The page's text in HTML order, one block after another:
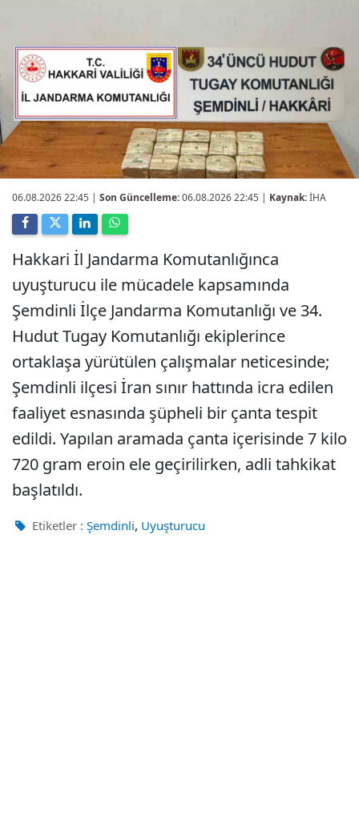
06.08.2026 22:45 | Son Güncelleme:06.08.2026 22:45 | Kaynak:İHA
Hakkari İl Jandarma Komutanlığınca
uyuşturucu ile mücadele kapsamında
Şemdinli İlçe Jandarma Komutanlığı ve 34.
Hudut Tugay Komutanlığı ekiplerince
ortaklaşa yürütülen çalışmalar neticesinde;
Şemdinli ilçesi İran sınır hattında icra edilen
faaliyet esnasında şüpheli bir çanta tespit
edildi. Yapılan aramada çanta içerisinde 7 kilo
720 gram eroin ele geçirilirken, adli tahkikat
başlatıldı.
Etiketler : Şemdinli, Uyuşturucu